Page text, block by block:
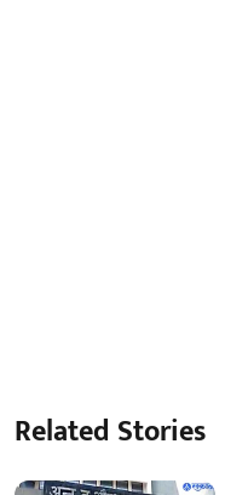
Related Stories